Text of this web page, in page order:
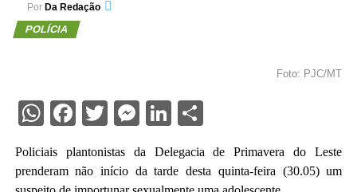
Por Da Redação
POLÍCIA
Foto: PJC/MT
WhatsApp
Facebook
Twitter
Messenger
LinkedIn
Share
Policiais plantonistas da Delegacia de Primavera do Leste
prenderam não início da tarde desta quinta-feira (30.05) um